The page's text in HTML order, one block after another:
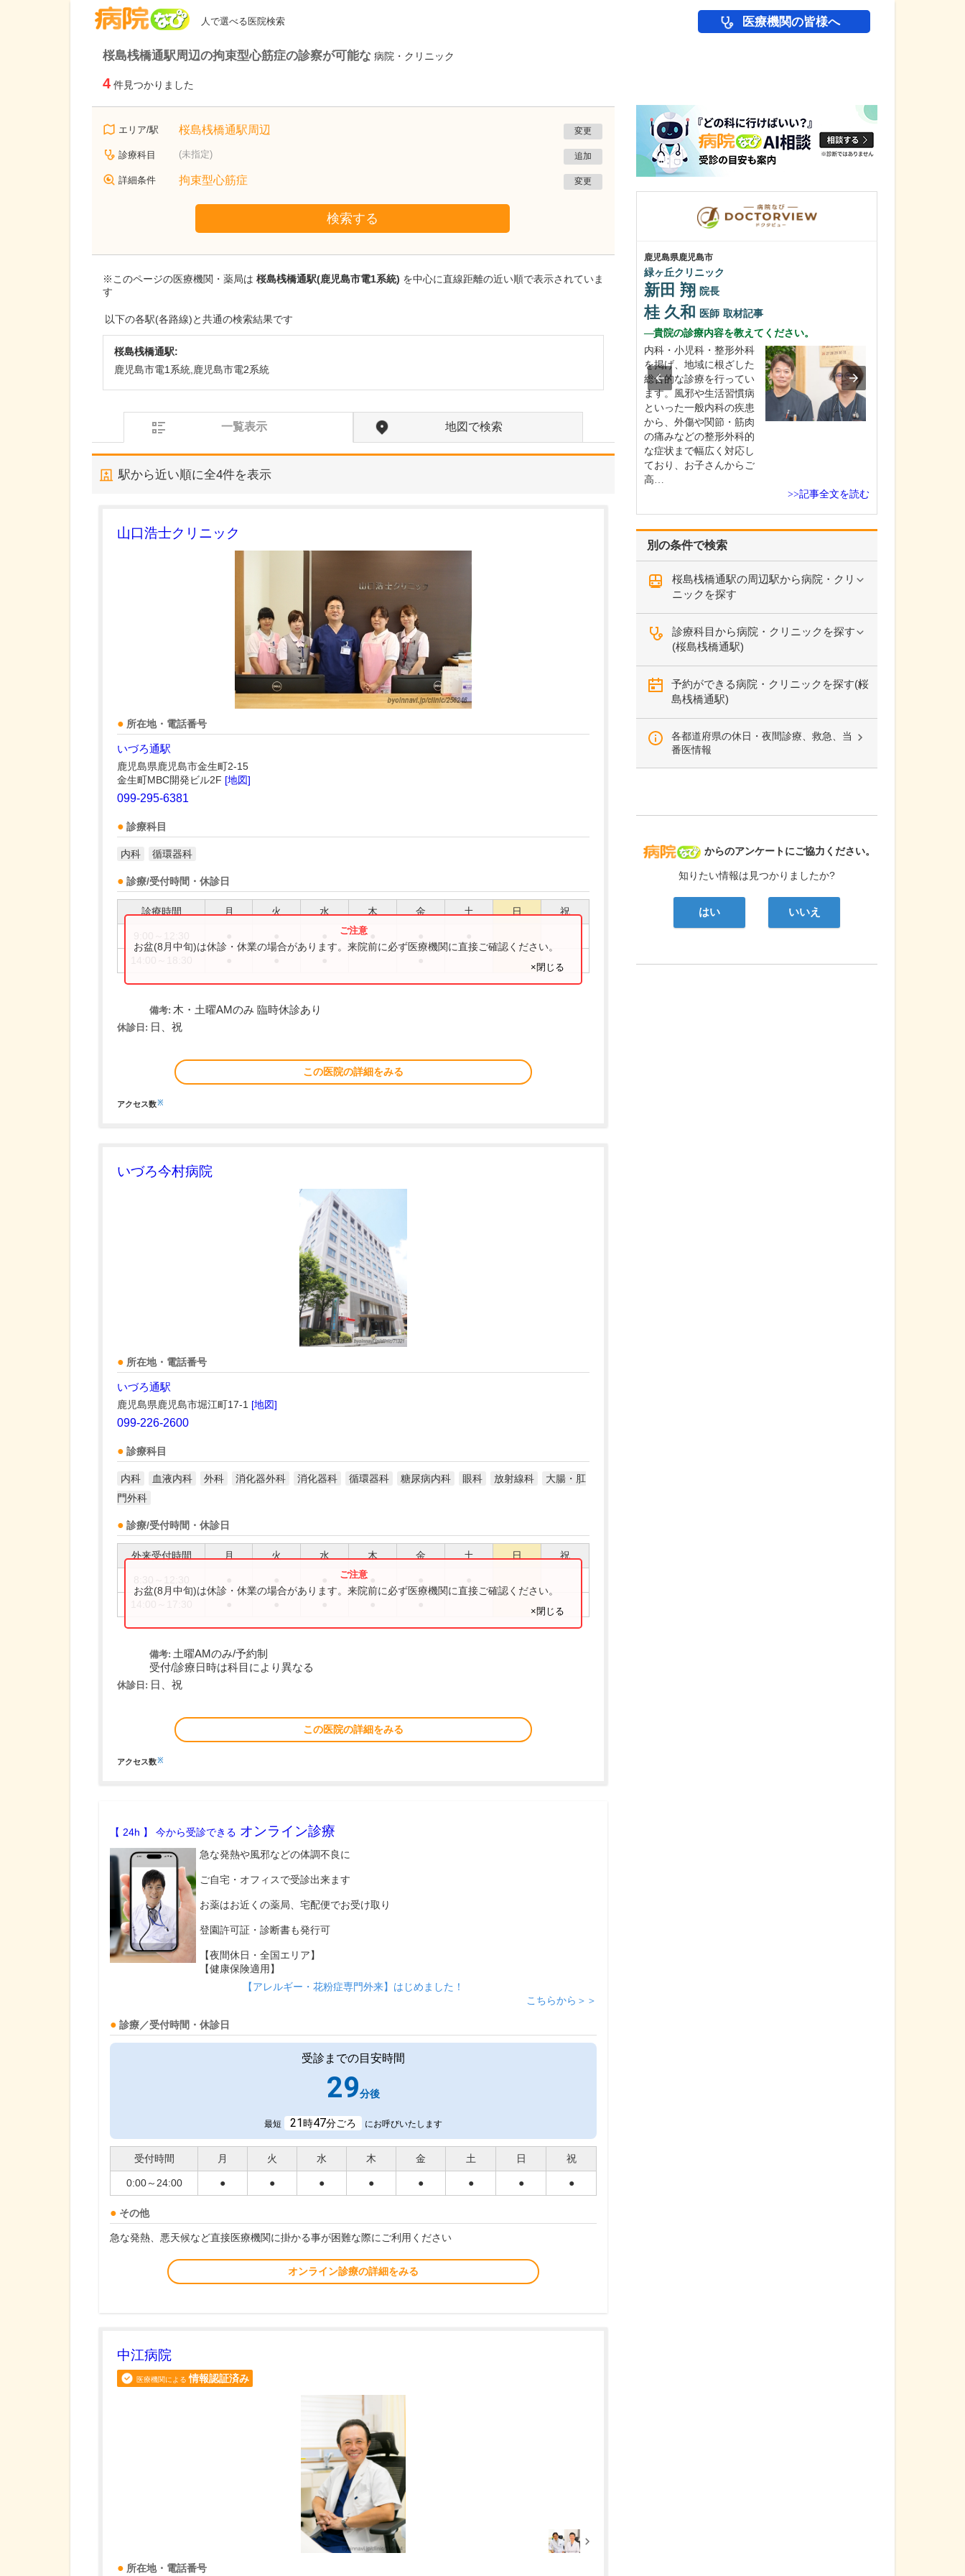
人で選べる医院検索 医療機関の皆様へ
桜島桟橋通駅周辺の拘束型心筋症の診察が可能な 病院・クリニック
4 件見つかりました
エリア/駅 桜島桟橋通駅周辺 変更
診療科目 (未指定) 追加
詳細条件 拘束型心筋症 変更
検索する
※このページの医療機関・薬局は 桜島桟橋通駅(鹿児島市電1系統) を中心に直線距離の近い順で表示されていま
す
以下の各駅(各路線)と共通の検索結果です
桜島桟橋通駅:
鹿児島市電1系統,鹿児島市電2系統
一覧表示 地図で検索
駅から近い順に全4件を表示
山口浩士クリニック
所在地・電話番号
いづろ通駅
鹿児島県鹿児島市金生町2-15
金生町MBC開発ビル2F [地図]
099-295-6381
診療科目
内科 循環器科
診療/受付時間・休診日
診療時間 月 火 水 木 金 土 日 祝
お盆(8月中旬)は休診・休業の場合があります。来院前に必ず医療機関に直接ご確認ください。
×閉じる
備考: 木・土曜AMのみ 臨時休診あり
休診日: 日、祝
この医院の詳細をみる
アクセス数※
いづろ今村病院
所在地・電話番号
いづろ通駅
鹿児島県鹿児島市堀江町17-1 [地図]
099-226-2600
診療科目
内科 血液内科 外科 消化器外科 消化器科 循環器科 糖尿病内科 眼科 放射線科
大腸・肛
門外科
診療/受付時間・休診日
外来受付時間 月 火 水 木 金 土 日 祝
お盆(8月中旬)は休診・休業の場合があります。来院前に必ず医療機関に直接ご確認ください。
×閉じる
備考: 土曜AMのみ/予約制
受付/診療日時は科目により異なる
休診日: 日、祝
この医院の詳細をみる
アクセス数※
【 24h 】 今から受診できる オンライン診療
急な発熱や風邪などの体調不良に
ご自宅・オフィスで受診出来ます
お薬はお近くの薬局、宅配便でお受け取り
登園許可証・診断書も発行可
【夜間休日・全国エリア】
【健康保険適用】
【アレルギー・花粉症専門外来】はじめました！
こちらから＞＞
診療／受付時間・休診日
受診までの目安時間
29分後
最短 21時47分ごろ にお呼びいたします
受付時間 月 火 水 木 金 土 日 祝
0:00～24:00 ● ● ● ● ● ● ● ●
その他
急な発熱、悪天候など直接医療機関に掛かる事が困難な際にご利用ください
オンライン診療の詳細をみる
中江病院
医療機関による 情報認証済み
所在地・電話番号
別の条件で検索
桜島桟橋通駅の周辺駅から病院・クリ
ニックを探す
診療科目から病院・クリニックを探す
(桜島桟橋通駅)
予約ができる病院・クリニックを探す(桜
島桟橋通駅)
各都道府県の休日・夜間診療、救急、当
番医情報
病院なび
からのアンケートにご協力ください。
知りたい情報は見つかりましたか?
はい いいえ
鹿児島県鹿児島市
緑ヶ丘クリニック
新田 翔 院長
桂 久和 医師 取材記事
貴院の診療内容を教えてください。
内科・小児科・整形外科
を掲げ、地域に根ざした
総合的な診療を行ってい
ます。風邪や生活習慣病
といった一般内科の疾患
から、外傷や関節・筋肉
の痛みなどの整形外科的
な症状まで幅広く対応し
ており、お子さんからご
高…
>>記事全文を読む
鳥取県米子市
おおの小児科内科医院
秘、夜尿、小児の頭痛な
ど、小児疾患全般に対応
しています。さらに、て
んか…